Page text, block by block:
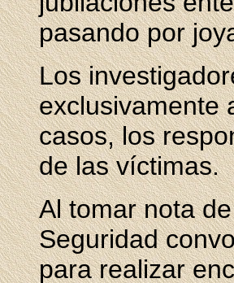
pasando por
Los
exclusivamente
casos, los
de las víctimas.
Al tomar nota
Seguridad
para realizar